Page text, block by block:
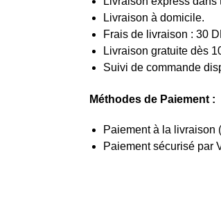
Livraison à domicile.
Frais de livraison : 30
Livraison gratuite dès
Suivi de commande
Méthodes de Paiement :
Paiement à la livraison
Paiement sécurisé par